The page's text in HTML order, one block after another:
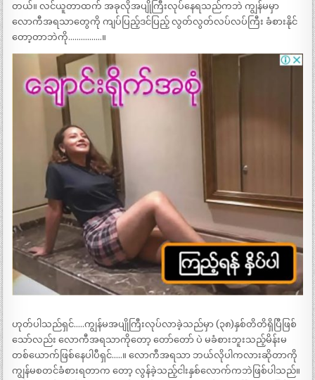
တယ်။ လင်ယူတာထက် အခုလိုအပျိုကြီးလုပ်နေရသည်ကဘဲ ကျွန်မမှာ
လောကီအရသာတွေကို ကျပ်ပြည့်ဒင်ပြည့် လွတ်လွတ်လပ်လပ်ကြီး ခံစားနိုင်
တော့တာဘဲကို…………….။
ဟုတ်ပါသည်ရှင်…..ကျွန်မအပျိုကြီးလုပ်လာခဲ့သည်မှာ (၃၈)နှစ်တိတိရှိပြီဖြစ်
သော်လည်း လောကီအရသာကိုတော့ တော်တော် ပဲ မခံစားဘူးသည့်မိန်းမ
တစ်ယောက်ဖြစ်နေပါပီရှင်…..။ လောကီအရသာ ဘယ်လိုပါကလားဆိုတာကို
ကျွန်မစတင်ခံစားရတာက တော့ လွန်ခဲ့သည့်ငါးနှစ်လောက်ကဘဲဖြစ်ပါသည်။